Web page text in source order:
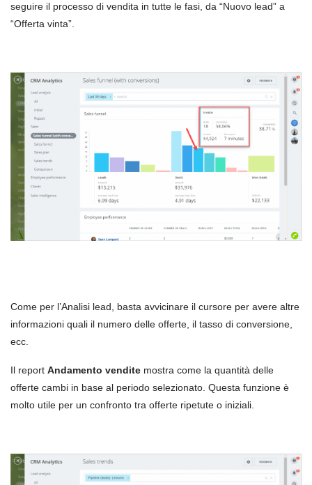
seguire il processo di vendita in tutte le fasi, da “Nuovo lead” a
“Offerta vinta”.
Come per l’Analisi lead, basta avvicinare il cursore per avere altre
informazioni quali il numero delle offerte, il tasso di conversione,
ecc.
Il report Andamento vendite mostra come la quantità delle
offerte cambi in base al periodo selezionato. Questa funzione è
molto utile per un confronto tra offerte ripetute o iniziali.